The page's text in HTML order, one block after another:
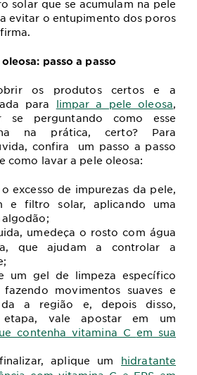
solar que se acumulam na pele
evitar o entupimento dos poros
passo a passo
os produtos certos e a
para limpar a pele oleosa,
se perguntando como esse
na prática, certo? Para
confira um passo a passo
como lavar a pele oleosa:
excesso de impurezas da pele,
e filtro solar, aplicando uma
umedeça o rosto com água
que ajudam a controlar a
um gel de limpeza específico
movimentos suaves e
a região e, depois disso,
etapa, vale apostar em um
contenha vitamina C em sua
aplique um hidratante